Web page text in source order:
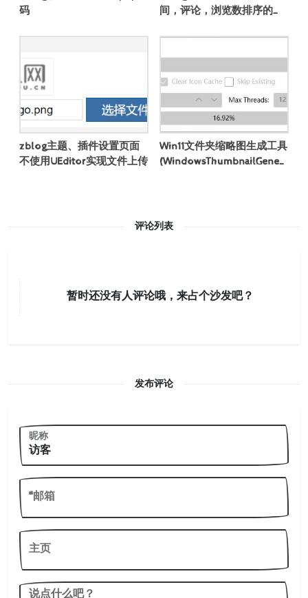
码
间，评论，浏览数排序的方
zblog主题、插件设置页面
不使用UEditor实现文件上传
Win11文件夹缩略图生成工具
(WindowsThumbnailGenera
评论列表
暂时还没有人评论哦，来占个沙发吧？
发布评论
昵称
*邮箱
主页